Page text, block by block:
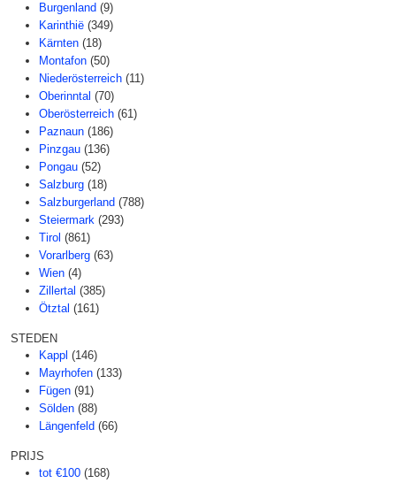
Burgenland (9)
Karinthië (349)
Kärnten (18)
Montafon (50)
Niederösterreich (11)
Oberinntal (70)
Oberösterreich (61)
Paznaun (186)
Pinzgau (136)
Pongau (52)
Salzburg (18)
Salzburgerland (788)
Steiermark (293)
Tirol (861)
Vorarlberg (63)
Wien (4)
Zillertal (385)
Ötztal (161)
STEDEN
Kappl (146)
Mayrhofen (133)
Fügen (91)
Sölden (88)
Längenfeld (66)
PRIJS
tot €100 (168)